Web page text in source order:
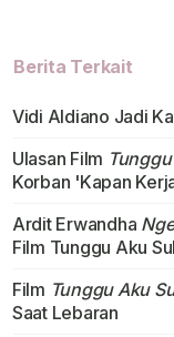
Berita Terkait
Vidi Aldiano Jadi
Ulasan Film
Korban 'Kapan
Ardit Erwandha
Film Tunggu Aku
Film Tunggu Aku
Saat Lebaran